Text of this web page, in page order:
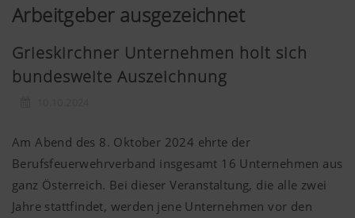
Arbeitgeber ausgezeichnet
Grieskirchner Unternehmen holt sich
bundesweite Auszeichnung
Am Abend des 8. Oktober 2024 ehrte der
Berufsfeuerwehrverband insgesamt 16 Unternehmen aus
ganz Österreich. Bei dieser Veranstaltung, die alle zwei
Jahre stattfindet, werden jene Unternehmen vor den